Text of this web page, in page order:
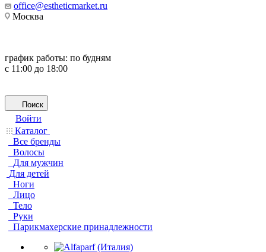
office@estheticmarket.ru
Москва
график работы: по будням
с 11:00 до 18:00
Поиск
Войти
Каталог
Все бренды
Волосы
Для мужчин
Для детей
Ноги
Лицо
Тело
Руки
Парикмахерские принадлежности